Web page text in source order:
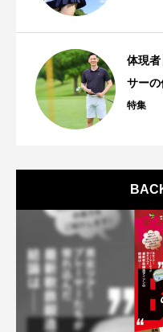
体現
サー
特集